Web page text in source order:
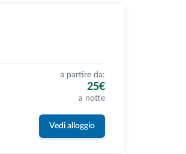
a partire da:
25€
a notte
Vedi alloggio